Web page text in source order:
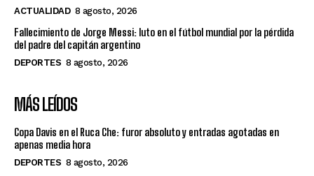
ACTUALIDAD 8 agosto, 2026
Fallecimiento de Jorge Messi: luto en el fútbol mundial por la pérdida
del padre del capitán argentino
DEPORTES 8 agosto, 2026
MÁS LEÍDOS
Copa Davis en el Ruca Che: furor absoluto y entradas agotadas en
apenas media hora
DEPORTES 8 agosto, 2026